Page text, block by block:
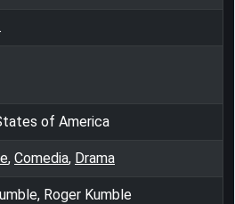
of America
, Comedia, Drama
Roger Kumble